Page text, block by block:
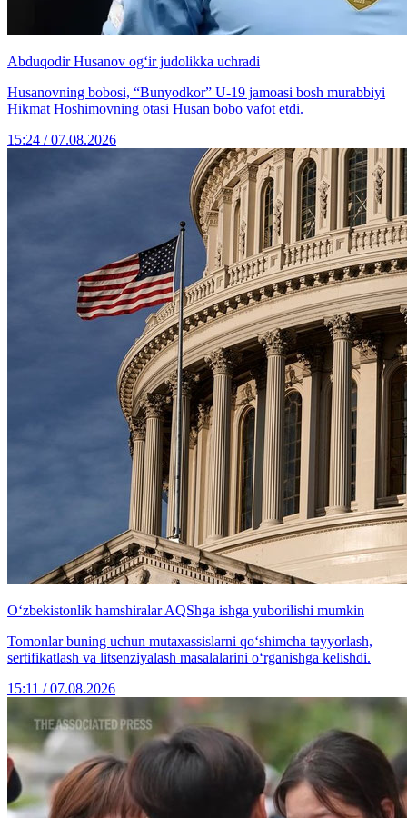
Abduqodir Husanov og‘ir judolikka uchradi
Husanovning bobosi, “Bunyodkor” U-19 jamoasi bosh murabbiyi
Hikmat Hoshimovning otasi Husan bobo vafot etdi.
15:24 / 07.08.2026
O‘zbekistonlik hamshiralar AQShga ishga yuborilishi mumkin
Tomonlar buning uchun mutaxassislarni qo‘shimcha tayyorlash,
sertifikatlash va litsenziyalash masalalarini o‘rganishga kelishdi.
15:11 / 07.08.2026